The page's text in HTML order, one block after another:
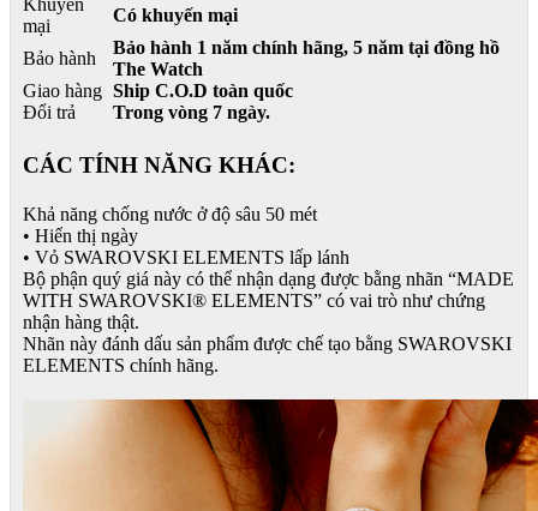
Khuyến
mại
Có khuyến mại
Bảo hành
Bảo hành 1 năm chính hãng, 5 năm tại đồng hồ
The Watch
Giao hàng Ship C.O.D toàn quốc
Đổi trả
Trong vòng 7 ngày.
CÁC TÍNH NĂNG KHÁC:
Khả năng chống nước ở độ sâu 50 mét
• Hiển thị ngày
• Vỏ SWAROVSKI ELEMENTS lấp lánh
Bộ phận quý giá này có thể nhận dạng được bằng nhãn “MADE
WITH SWAROVSKI® ELEMENTS” có vai trò như chứng
nhận hàng thật.
Nhãn này đánh dấu sản phẩm được chế tạo bằng SWAROVSKI
ELEMENTS chính hãng.